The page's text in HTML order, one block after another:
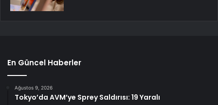
En Güncel Haberler
Ağustos 9, 2026
Tokyo’da AVM’ye Sprey Saldırısı: 19 Yaralı